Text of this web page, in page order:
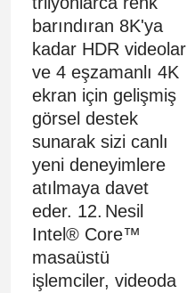
barındıran 8K'ya
kadar HDR videolar
ve 4 eşzamanlı 4K
ekran için gelişmiş
görsel destek
sunarak sizi canlı
yeni deneyimlere
atılmaya davet
eder. 12. Nesil
Intel® Core™
masaüstü
işlemciler, videoda